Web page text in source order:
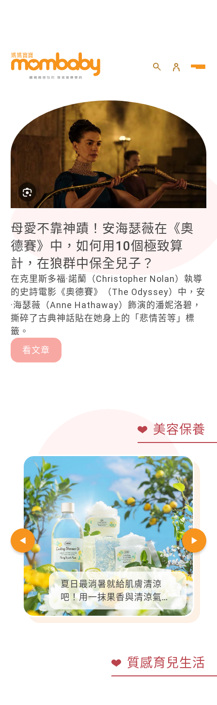
momself 焦點話題
母愛不靠神蹟！安海瑟薇在《奧
德賽》中，如何用10個極致算
計，在狼群中保全兒子？
在克里斯多福·諾蘭（Christopher Nolan）執導
的史詩電影《奧德賽》（The Odyssey）中，安
·海瑟薇（Anne Hathaway）飾演的潘妮洛碧，
撕碎了古典神話貼在她身上的「悲情苦等」標
籤。
看文章
美容保養
夏日最消暑就給肌膚清涼
吧！用一抹果香與清涼氣
息，把日常過成度假風景
質感育兒生活